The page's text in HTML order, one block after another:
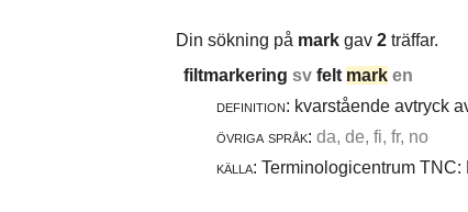
Din sökning på mark gav 2 träffar.
filtmarkering sv felt mark en
definition: kvarstående avtryck
övriga språk: da, de, fi, fr, no
källa: Terminologicentrum